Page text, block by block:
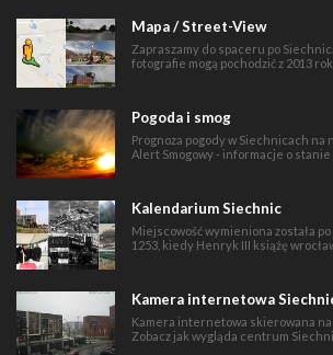
Mapa / Street-View
Zapraszamy do spaceru po
fotografie mogą pochodzić z 2013
Pogoda i smog
Prognoza pogody w Siechnicach na
Alert Smogowy - informacje o stanie
Kalendarium Siechnic
Miejscowość wymieniona została
1253, kiedy Henryk III książę
Kamera internetowa
Kamera internetowa skierowana na
Zobacz jak wygląda centrum